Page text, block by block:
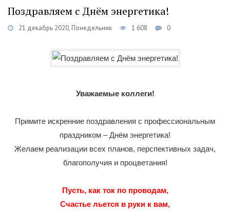
Поздравляем с Днём энергетика!
21 декабрь 2020, Понедельник 1 608 0
Уважаемые коллеги!
Примите искренние поздравления с профессиональным
праздником – Днём энергетика!
Желаем реализации всех планов, перспективных задач,
благополучия и процветания!
Пусть, как ток по проводам,
Счастье льется в руки к вам,